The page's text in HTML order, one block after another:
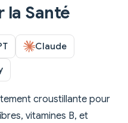
la Santé
Claude
croustillante pour
vitamines B, et